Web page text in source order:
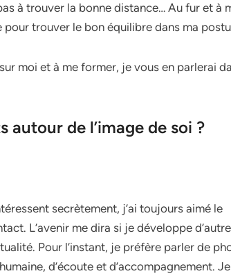
à trouver la bonne distance… Au fur et à
trouver le bon équilibre dans ma
moi et à me former, je vous en parlerai
de l’image de soi ?
secrètement, j’ai toujours aimé le
L’avenir me dira si je développe
Pour l’instant, je préfère parler de
d’écoute et d’accompagnement. Je